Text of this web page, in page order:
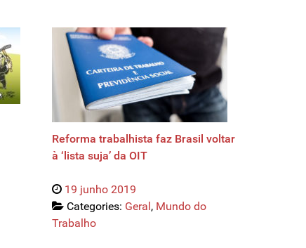
Reforma trabalhista faz Brasil voltar
à ‘lista suja’ da OIT
19 junho 2019
Categories: Geral , Mundo do
Trabalho